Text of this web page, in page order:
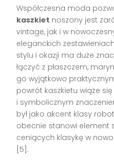
Współczesna moda
kaszkiet noszony jest
vintage, jak i w
eleganckich
stylu i okazji ma duże
łączyć z płaszczem,
go wyjątkowo
powrót kaszkietu wiąże
i symbolicznym
był jako akcent klasy
obecnie stanowi element
ceniących klasykę w
[5].